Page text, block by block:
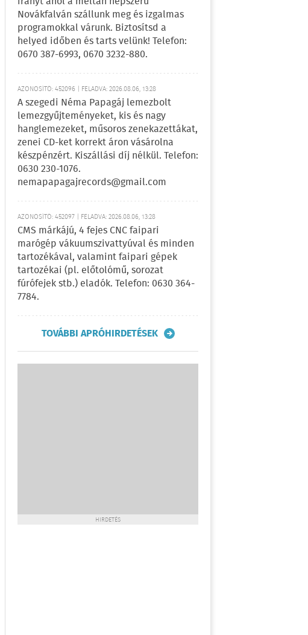
Novákfalván szállunk meg és izgalmas
programokkal várunk. Biztosítsd a
helyed időben és tarts velünk! Telefon:
0670 387-6993, 0670 3232-880.
AZONOSÍTÓ: 452096 | FELADVA: 2026.08.06, 13:28
A szegedi Néma Papagáj lemezbolt
lemezgyűjteményeket, kis és nagy
hanglemezeket, műsoros zenekazettákat,
zenei CD-ket korrekt áron vásárolna
készpénzért. Kiszállási díj nélkül. Telefon:
0630 230-1076.
nemapapagajrecords@gmail.com
AZONOSÍTÓ: 452097 | FELADVA: 2026.08.06, 13:28
CMS márkájú, 4 fejes CNC faipari
marógép vákuumszivattyúval és minden
tartozékával, valamint faipari gépek
tartozékai (pl. előtolómű, sorozat
fúrófejek stb.) eladók. Telefon: 0630 364-
7784.
TOVÁBBI APRÓHIRDETÉSEK
HIRDETÉS